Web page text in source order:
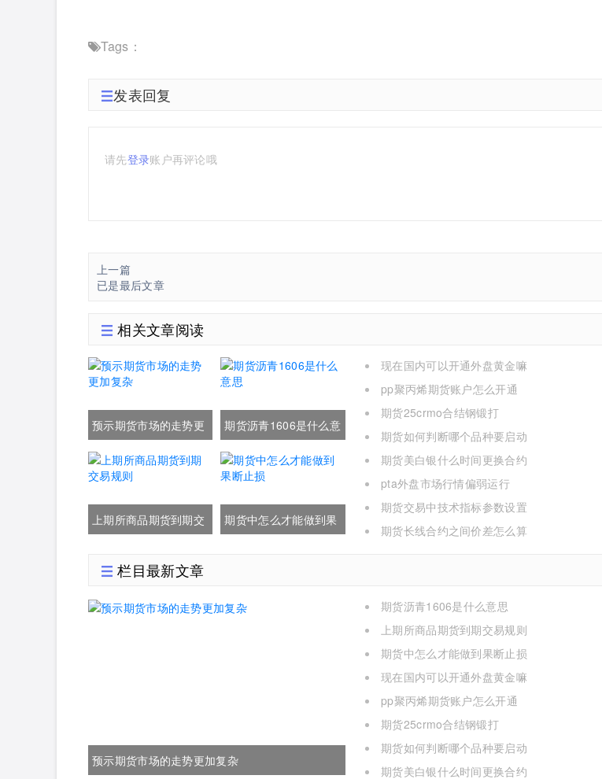
Tags：
发表回复
请先登录账户再评论哦
上一篇
已是最后文章
相关文章阅读
预示期货市场的走势更
加复杂
期货沥青1606是什么意
思
上期所商品期货到期交
期货中怎么才能做到果
现在国内可以开通外盘黄金嘛
pp聚丙烯期货账户怎么开通
期货25crmo合结钢锻打
期货如何判断哪个品种要启动
期货美白银什么时间更换合约
pta外盘市场行情偏弱运行
期货交易中技术指标参数设置
期货长线合约之间价差怎么算
栏目最新文章
预示期货市场的走势更加复杂
期货沥青1606是什么意思
上期所商品期货到期交易规则
期货中怎么才能做到果断止损
现在国内可以开通外盘黄金嘛
pp聚丙烯期货账户怎么开通
期货25crmo合结钢锻打
期货如何判断哪个品种要启动
期货美白银什么时间更换合约